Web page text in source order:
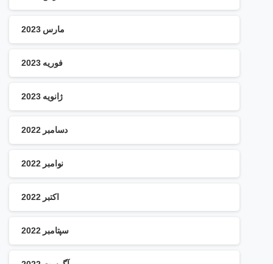
مارس 2023
فوریه 2023
ژانویه 2023
دسامبر 2022
نوامبر 2022
اکتبر 2022
سپتامبر 2022